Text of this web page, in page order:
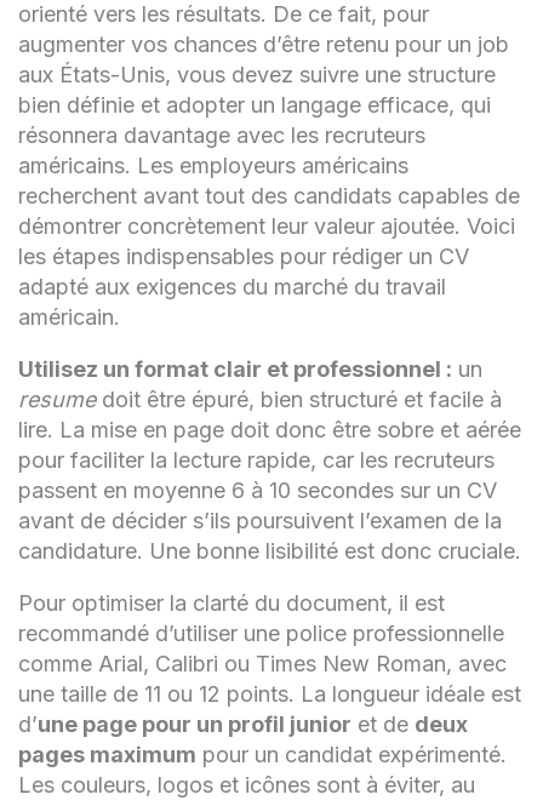
orienté vers les résultats. De ce fait, pour
augmenter vos chances d’être retenu pour un job
aux États-Unis, vous devez suivre une structure
bien définie et adopter un langage efficace, qui
résonnera davantage avec les recruteurs
américains. Les employeurs américains
recherchent avant tout des candidats capables de
démontrer concrètement leur valeur ajoutée. Voici
les étapes indispensables pour rédiger un CV
adapté aux exigences du marché du travail
américain.
Utilisez un format clair et professionnel : un
resumedoit être épuré, bien structuré et facile à
lire. La mise en page doit donc être sobre et aérée
pour faciliter la lecture rapide, car les recruteurs
passent en moyenne 6 à 10 secondes sur un CV
avant de décider s’ils poursuivent l’examen de la
candidature. Une bonne lisibilité est donc cruciale.
Pour optimiser la clarté du document, il est
recommandé d’utiliser une police professionnelle
comme Arial, Calibri ou Times New Roman, avec
une taille de 11 ou 12 points. La longueur idéale est
d’une page pour un profil junior et de deux
pages maximum pour un candidat expérimenté.
Les couleurs, logos et icônes sont à éviter, au